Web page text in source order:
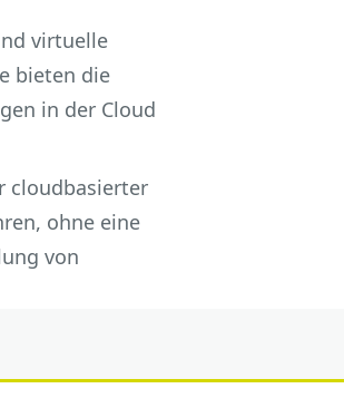
virtuelle
bieten die
in der Cloud
cloudbasierter
ohne eine
von